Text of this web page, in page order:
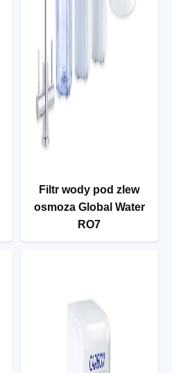
Filtr wody pod zlew
osmoza Global Water
RO7